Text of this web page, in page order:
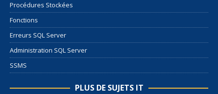
Procédures Stockées
Fonctions
Erreurs SQL Server
Administration SQL Server
SSMS
PLUS DE SUJETS IT